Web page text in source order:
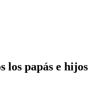
los papás e hijos